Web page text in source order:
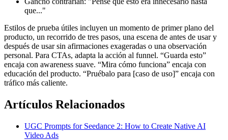
que..."
Estilos de prueba útiles incluyen un momento de primer plano del
producto, un recorrido de tres pasos, una escena de antes de usar y
después de usar sin afirmaciones exageradas o una observación
personal. Para CTAs, adapta la acción al funnel. “Guarda esto”
encaja con awareness suave. “Mira cómo funciona” encaja con
educación del producto. “Pruébalo para [caso de uso]” encaja con
tráfico más caliente.
Artículos Relacionados
UGC Prompts for Seedance 2: How to Create Native AI
Video Ads